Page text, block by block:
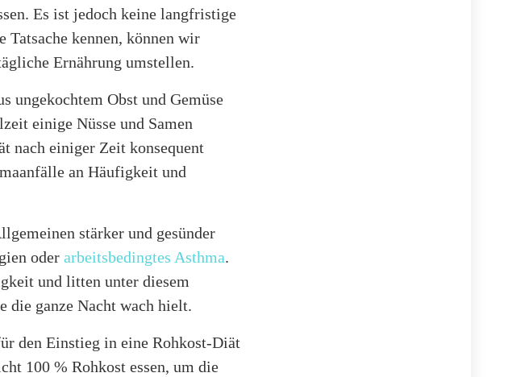
Es ist jedoch keine langfristige
kennen, können wir
Ernährung umstellen.
ungekochtem Obst und Gemüse
einige Nüsse und Samen
nach einiger Zeit konsequent
an Häufigkeit und
stärker und gesünder
oder arbeitsbedingtes Asthma.
und litten unter diesem
die ganze Nacht wach hielt.
den Einstieg in eine Rohkost-Diät
100 % Rohkost essen, um die